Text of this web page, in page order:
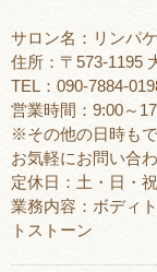
サロン名：リンパ
住所：〒573-1195
TEL：090-7884-
営業時間：9:00～
※その他の日時も
お気軽にお問い合
定休日：土・日・
業務内容：ボディ
トストーン